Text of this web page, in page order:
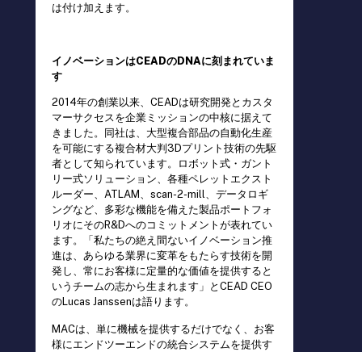
は付け加えます。
イノベーションはCEADのDNAに刻まれていま
す
2014年の創業以来、CEADは研究開発とカスタ
マーサクセスを企業ミッションの中核に据えて
きました。同社は、大型複合部品の自動化生産
を可能にする複合材大判3Dプリント技術の先駆
者として知られています。ロボット式・ガント
リー式ソリューション、各種ペレットエクスト
ルーダー、ATLAM、scan-2-mill、データロギ
ングなど、多彩な機能を備えた製品ポートフォ
リオにそのR&Dへのコミットメントが表れてい
ます。「私たちの絶え間ないイノベーション推
進は、あらゆる業界に変革をもたらす技術を開
発し、常にお客様に定量的な価値を提供すると
いうチームの志から生まれます」とCEAD CEO
のLucas Janssenは語ります。
MACは、単に機械を提供するだけでなく、お客
様にエンドツーエンドの統合システムを提供す